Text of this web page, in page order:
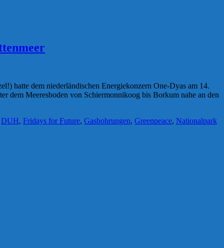
hatte dem niederländischen Energiekonzern One-Dyas am 14.
dem Meeresboden von Schiermonnikoog bis Borkum nahe an den
DUH, Fridays for Future, Gasbohrungen, Greenpeace, Nationalpark